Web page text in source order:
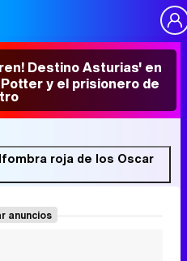
Destino Asturias' en
y el prisionero de
roja de los Oscar
anuncios